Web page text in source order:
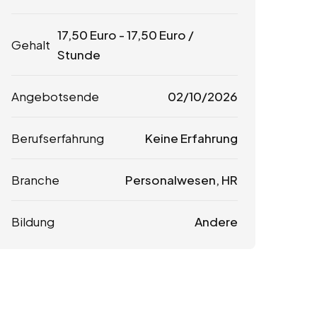
Gehalt
17,50 Euro -17,50 Euro /
Stunde
Angebotsende 02/10/2026
Berufserfahrung Keine Erfahrung
Branche Personalwesen, HR
Bildung Andere